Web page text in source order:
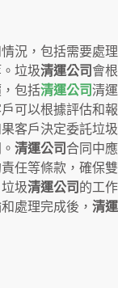
況，包括需要處理
垃圾清運公司 會根
包括清運公司清運
可以根據評估和報
客戶決定委託垃圾
清運公司 合同中應
任等條款，確保雙
圾清運公司 的工作
處理完成後， 清運